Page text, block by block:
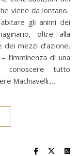
viene da lontano.
gli animi dei
oltre alla
mezzi d’azione,
l’imminenza di una
tutto
Machiavelli.…